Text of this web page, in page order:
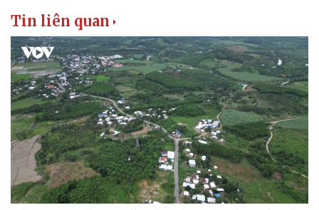
Tin liên quan